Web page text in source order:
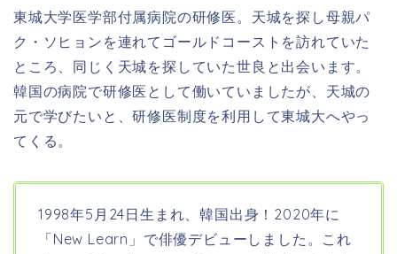
東城大学医学部付属病院の研修医。 天城を探し母親パ
ク・ソヒョンを連れてゴールドコーストを訪れていた
ところ、同じく天城を探していた世良と出会います。
韓国の病院で研修医として働いていましたが、天城の
元で学びたいと、研修医制度を利用して東城大へやっ
てくる。
1998年5月24日生まれ、韓国出身！2020年に
「New Learn」で俳優デビューしました。これ